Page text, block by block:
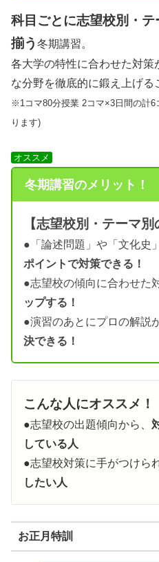
科目ごとに志望校別・
揃う 冬期講習。
各大学の特性に合わせた対
な分野を徹底的に鍛え上げる
※1コマ80分授業 2コマ×3日間の計6
ります)
オススメ
冬期講習のメリット！
【志望校別・テーマ別
●「論述問題」や「文化史
ポイントで対策できる！
●志望校の傾向に合わせた
ップする！
●演習のあとにプロの解説
決できる！
こんな人にオススメ！
●志望校の出題傾向から、
している人
●志望校対策に手がつけら
したい人
お正月特訓